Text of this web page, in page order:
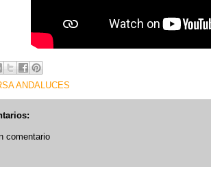
ANDALUCES
comentario